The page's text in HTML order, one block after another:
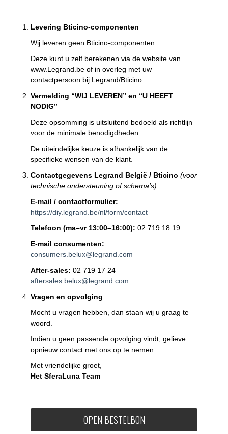
Levering Bticino-componenten
Wij leveren geen Bticino-componenten.
Deze kunt u zelf berekenen via de website van
www.Legrand.be of in overleg met uw
contactpersoon bij Legrand/Bticino.
Vermelding “WIJ LEVEREN” en “U HEEFT
NODIG”
Deze opsomming is uitsluitend bedoeld als richtlijn
voor de minimale benodigdheden.
De uiteindelijke keuze is afhankelijk van de
specifieke wensen van de klant.
Contactgegevens Legrand België / Bticino (voor
technische ondersteuning of schema’s)
E-mail / contactformulier:
https://diy.legrand.be/nl/form/contact
Telefoon (ma–vr 13:00–16:00): 02 719 18 19
E-mail consumenten:
consumers.belux@legrand.com
After-sales: 02 719 17 24 –
aftersales.belux@legrand.com
Vragen en opvolging
Mocht u vragen hebben, dan staan wij u graag te
woord.
Indien u geen passende opvolging vindt, gelieve
opnieuw contact met ons op te nemen.
Met vriendelijke groet,
Het SferaLuna Team
OPEN BESTELBON